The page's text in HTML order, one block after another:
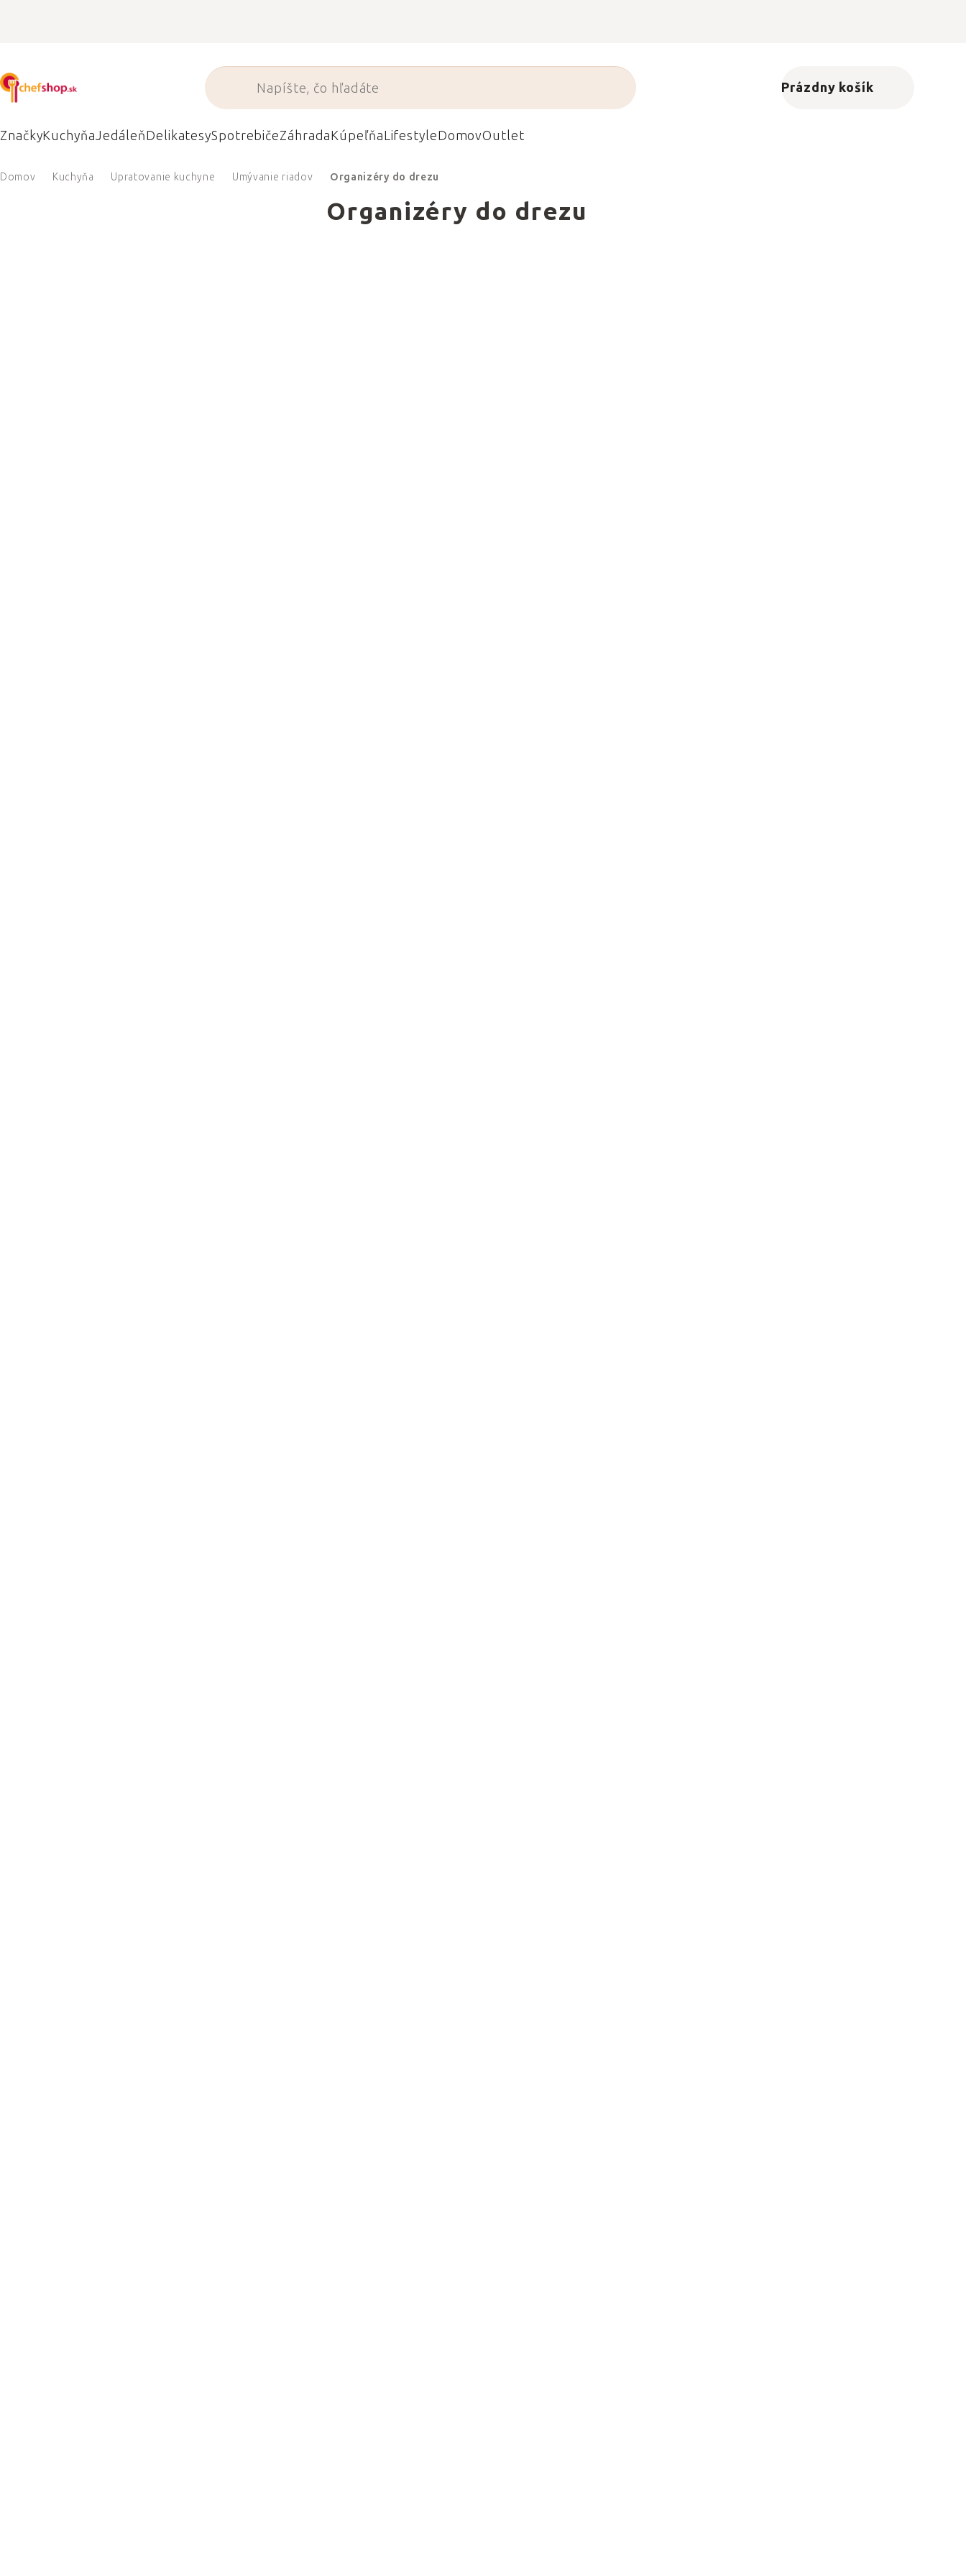
Nákupný košík
Prázdny košík
ZnačkyKuchyňaJedáleňDelikatesySpotrebičeZáhradaKúpeľňaLifestyleDomovOutlet
Domov Kuchyňa Upratovanie kuchyne Umývanie riadov Organizéry do drezu
Organizéry do drezu